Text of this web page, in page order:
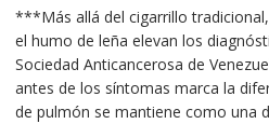
***Más allá del cigarrillo
el humo de leña elevan los
Sociedad Anticancerosa de
antes de los síntomas marca la
de pulmón se mantiene como una